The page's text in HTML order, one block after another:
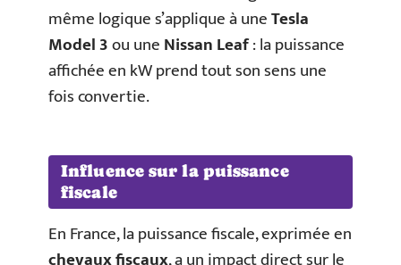
même logique s’applique à uneTesla
Model 3ou uneNissan Leaf: la puissance
affichée en kW prend tout son sens une
fois convertie.
Influence sur la puissance
fiscale
En France, la puissance fiscale, exprimée en